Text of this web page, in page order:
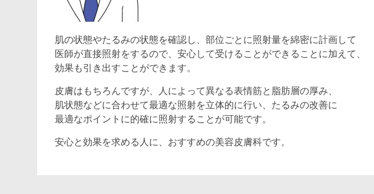
肌の状態やたるみの状態を確認し、部位ごとに照射量を綿密に計画して
医師が直接照射をするので、安心して受けることができることに加えて、
効果も引き出すことができます。
皮膚はもちろんですが、人によって異なる表情筋と脂肪層の厚み、
肌状態などに合わせて最適な照射を立体的に行い、たるみの改善に
最適なポイントに的確に照射することが可能です。
安心と効果を求める人に、おすすめの美容皮膚科です。